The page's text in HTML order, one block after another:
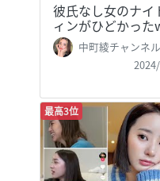
彼氏なし女のナイ
ィンがひどかっ
中町綾チャンネル
最高3位